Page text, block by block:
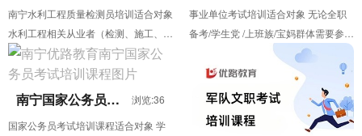
南宁水利工程质量检测员培训适合对象
水利工程相关从业者（检测、施工、监
理、建设等单位人员）；需要考取水利
工程质量检测员...
事业单位考试培训适合对象 无论全职
备考/学生党 /上班族/宝妈群体需要参加
事业单位考试培训的学员 事业单位考
试培训优...
南宁国家公务员考
浏览:36
国家公务员考试培训课程适合对象 学